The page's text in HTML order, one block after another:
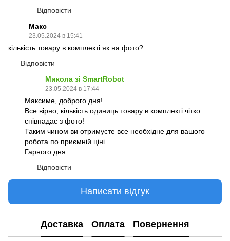
Відповісти
Макс
23.05.2024 в 15:41
кількість товару в комплекті як на фото?
Відповісти
Микола зі SmartRobot
23.05.2024 в 17:44
Максиме, доброго дня!
Все вірно, кількість одиниць товару в комплекті чітко
співпадає з фото!
Таким чином ви отримуєте все необхідне для вашого
робота по приємній ціні.
Гарного дня.
Відповісти
Написати відгук
Доставка Оплата Повернення